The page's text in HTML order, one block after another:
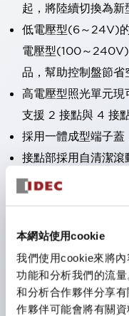
本網站使用cookie
我們使用cookie來將
功能和分析我們的流
和分析合作夥伴分享
作夥伴可能會將有關
起，將陸續切換為新
低電壓型(6～24V)
電壓型(100～240V)
品，幫助控制盤節省
高電壓型照光單元
支援 2 接點與 4 接點
採用一體成型端子蓋
接點部採用自清潔滾
防護結構可防止水
三種功能集結於一顆
完整支援全球各地
一顆 LED 燈泡即可
需分色管理的 LED